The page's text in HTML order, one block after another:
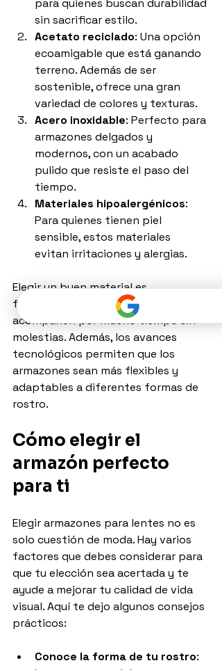
para quienes buscan durabilidad
sin sacrificar estilo.
Acetato reciclado: Una opción
ecoamigable que está ganando
terreno. Además de ser
sostenible, ofrece una gran
variedad de colores y texturas.
Acero inoxidable: Perfecto para
armazones delgados y
modernos, con un acabado
pulido que resiste el paso del
tiempo.
Materiales hipoalergénicos:
Para quienes tienen piel
sensible, estos materiales
evitan irritaciones y alergias.
Elegir un buen material es
fundamental para que tus lentes te
acompañen por mucho tiempo sin
molestias. Además, los avances
tecnológicos permiten que los
armazones sean más flexibles y
adaptables a diferentes formas de
rostro.
Cómo elegir el
armazón perfecto
para ti
Elegir armazones para lentes no es
solo cuestión de moda. Hay varios
factores que debes considerar para
que tu elección sea acertada y te
ayude a mejorar tu calidad de vida
visual. Aquí te dejo algunos consejos
prácticos:
Conoce la forma de tu rostro: